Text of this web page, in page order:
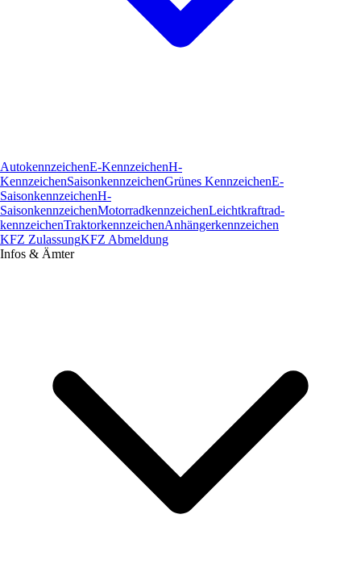
AutokennzeichenE-KennzeichenH-
KennzeichenSaisonkennzeichenGrünes KennzeichenE-
SaisonkennzeichenH-
SaisonkennzeichenMotorradkennzeichenLeichtkraftrad­
kennzeichenTraktorkennzeichenAnhängerkennzeichen
KFZ ZulassungKFZ Abmeldung
Infos & Ämter